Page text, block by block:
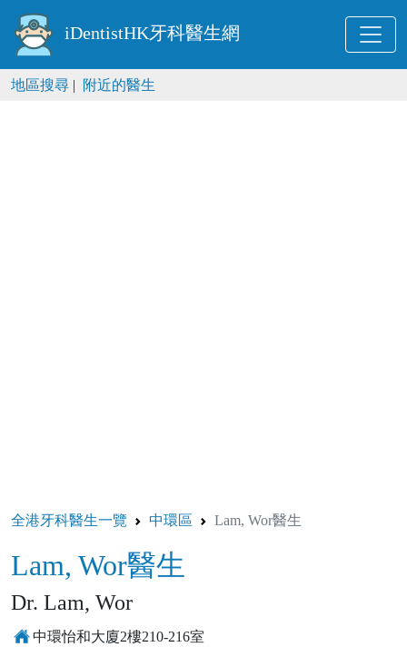
iDentistHK牙科醫生網
地區搜尋 | 附近的醫生
全港牙科醫生一覽 中環區 Lam, Wor醫生
Lam, Wor醫生
Dr. Lam, Wor
中環怡和大廈2樓210-216室